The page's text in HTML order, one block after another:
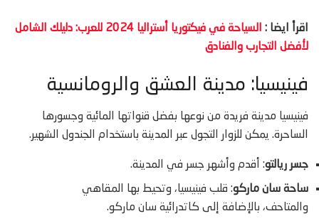
اقرأ ايضا :
السياحة في فيكتوريا أستراليا 2024 للعرب: دليلك الشامل
لأفضل التجارب والفنادق
فينيسيا: مدينة العشق والرومانسية
فينيسيا مدينة فريدة من نوعها بفضل قنواتها المائية وجسورها
الساحرة. يمكن للزوار التجول عبر المدينة باستخدام الجندول الشهير.
جسر ريالتو: أقدم وأشهر جسر في المدينة.
ساحة سان ماركو: قلب فينيسيا، وتحيط بها المقاهي
والمتاحف، بالإضافة إلى كاتدرائية سان ماركو.